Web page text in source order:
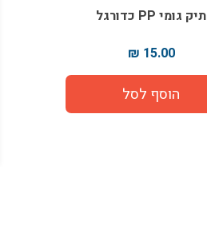
תיק גומי PP כדורגל
15.00 ₪